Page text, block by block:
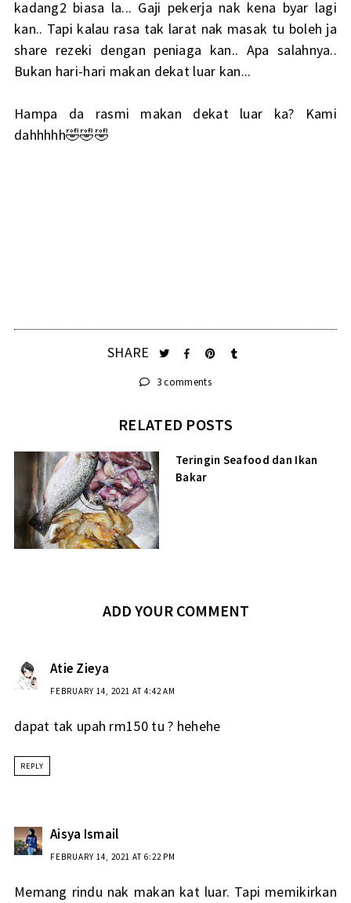
kadang2 biasa la... Gaji pekerja nak kena byar lagi
kan.. Tapi kalau rasa tak larat nak masak tu boleh ja
share rezeki dengan peniaga kan.. Apa salahnya..
Bukan hari-hari makan dekat luar kan...
Hampa da rasmi makan dekat luar ka? Kami
dahhhhh🤣🤣🤣
SHARE
3 comments
RELATED POSTS
Teringin Seafood dan Ikan
Bakar
ADD YOUR COMMENT
Atie Zieya
FEBRUARY 14, 2021 AT 4:42 AM
dapat tak upah rm150 tu ? hehehe
REPLY
Aisya Ismail
FEBRUARY 14, 2021 AT 6:22 PM
Memang rindu nak makan kat luar. Tapi memikirkan